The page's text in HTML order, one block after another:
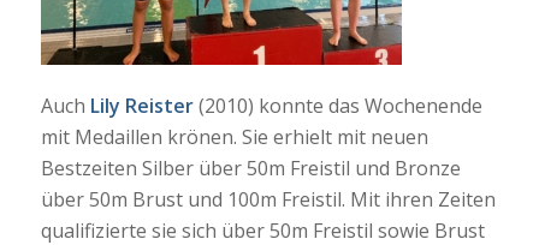
Auch Lily Reister(2010) konnte das Wochenende
mit Medaillen krönen. Sie erhielt mit neuen
Bestzeiten Silber über 50m Freistil und Bronze
über 50m Brust und 100m Freistil. Mit ihren Zeiten
qualifizierte sie sich über 50m Freistil sowie Brust